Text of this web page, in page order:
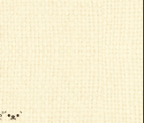
完治まで6週間。頑張ってみたいと思います。yoshie'‎´•ﻌ•`